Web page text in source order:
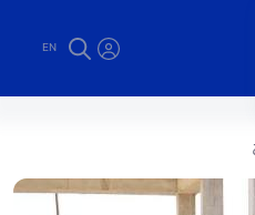
EN